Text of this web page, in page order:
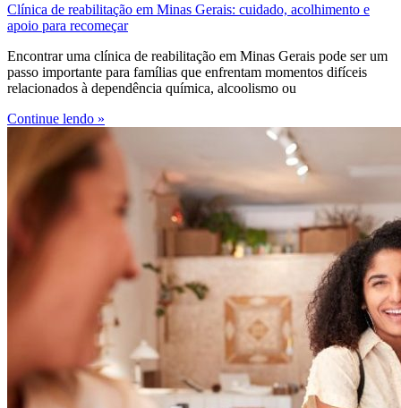
Clínica de reabilitação em Minas Gerais: cuidado, acolhimento e
apoio para recomeçar
Encontrar uma clínica de reabilitação em Minas Gerais pode ser um
passo importante para famílias que enfrentam momentos difíceis
relacionados à dependência química, alcoolismo ou
Continue lendo »